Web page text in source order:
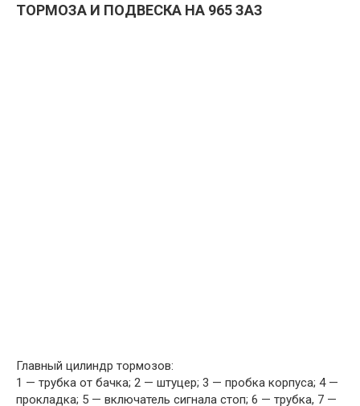
ТОРМОЗА И ПОДВЕСКА НА 965 ЗАЗ
Главный цилиндр тормозов:
1 — трубка от бачка; 2 — штуцер; 3 — пробка корпуса; 4 —
прокладка; 5 — включатель сигнала стоп; 6 — трубка, 7 —